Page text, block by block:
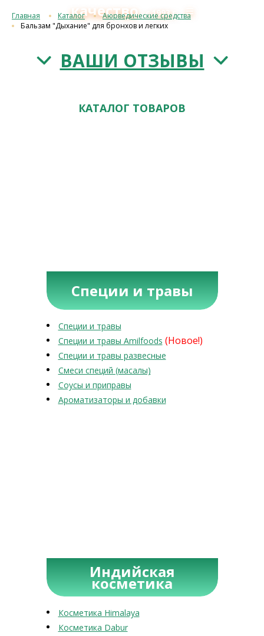
качествос 1993 г.≡
Главная Каталог
Аюрведические средства
Бальзам "Дыхание" для бронхов и легких
ВАШИ ОТЗЫВЫ
КАТАЛОГ ТОВАРОВ
Специи и травы
Специи и травы
Специи и травы Amilfoods (Новое!)
Специи и травы развесные
Смеси специй (масалы)
Соусы и приправы
Ароматизаторы и добавки
Индийская
косметика
Косметика Himalaya
Косметика Dabur